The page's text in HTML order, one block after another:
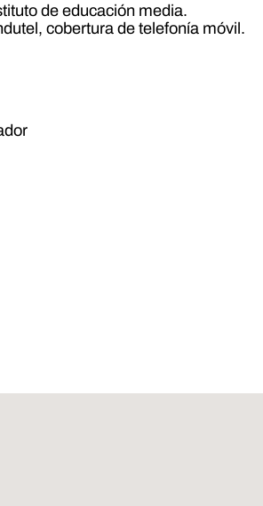
de educación media.
cobertura de telefonía móvil.